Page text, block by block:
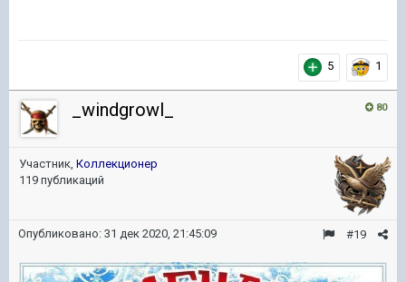
5 1
80
_windgrowl_
Участник, Коллекционер
119 публикаций
#19
Опубликовано: 31 дек 2020, 21:45:09